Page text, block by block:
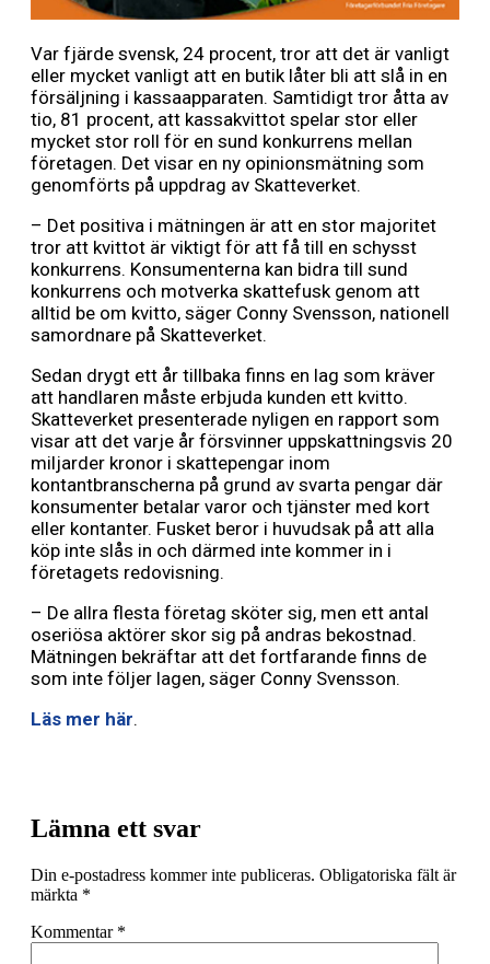
Var fjärde svensk, 24 procent, tror att det är vanligt
eller mycket vanligt att en butik låter bli att slå in en
försäljning i kassaapparaten. Samtidigt tror åtta av
tio, 81 procent, att kassakvittot spelar stor eller
mycket stor roll för en sund konkurrens mellan
företagen. Det visar en ny opinionsmätning som
genomförts på uppdrag av Skatteverket.
– Det positiva i mätningen är att en stor majoritet
tror att kvittot är viktigt för att få till en schysst
konkurrens. Konsumenterna kan bidra till sund
konkurrens och motverka skattefusk genom att
alltid be om kvitto, säger Conny Svensson, nationell
samordnare på Skatteverket.
Sedan drygt ett år tillbaka finns en lag som kräver
att handlaren måste erbjuda kunden ett kvitto.
Skatteverket presenterade nyligen en rapport som
visar att det varje år försvinner uppskattningsvis 20
miljarder kronor i skattepengar inom
kontantbranscherna på grund av svarta pengar där
konsumenter betalar varor och tjänster med kort
eller kontanter. Fusket beror i huvudsak på att alla
köp inte slås in och därmed inte kommer in i
företagets redovisning.
– De allra flesta företag sköter sig, men ett antal
oseriösa aktörer skor sig på andras bekostnad.
Mätningen bekräftar att det fortfarande finns de
som inte följer lagen, säger Conny Svensson.
Läs mer här.
Lämna ett svar
Din e-postadress kommer inte publiceras. Obligatoriska fält är
märkta *
Kommentar *